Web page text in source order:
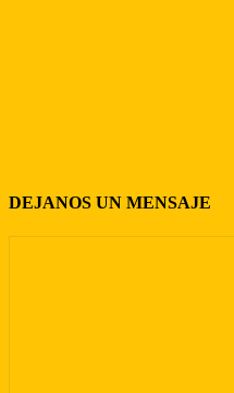
DEJANOS UN MENSAJE